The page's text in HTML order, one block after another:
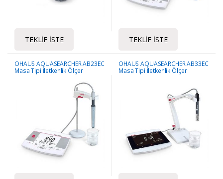
TEKLIF İSTE TEKLIF İSTE
OHAUS AQUASEARCHER AB23EC
Masa Tipi İletkenlik Ölçer
OHAUS AQUASEARCHER AB33EC
Masa Tipi İletkenlik Ölçer